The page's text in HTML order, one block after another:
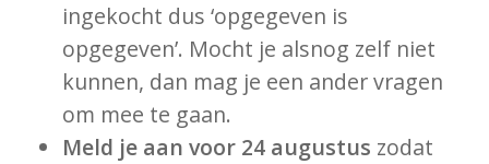
ingekocht dus ‘opgegeven is
opgegeven’. Mocht je alsnog zelf niet
kunnen, dan mag je een ander vragen
om mee te gaan.
Meld je aan voor 24 augustus zodat